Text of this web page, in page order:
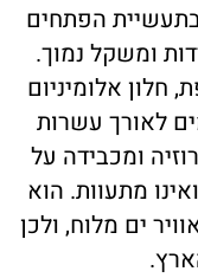
הפתחים
ומשקל נמוך.
חלון אלומיניום
לאורך עשרות
ומכבידה על
מתעוות. הוא
ים מלוח, ולכן